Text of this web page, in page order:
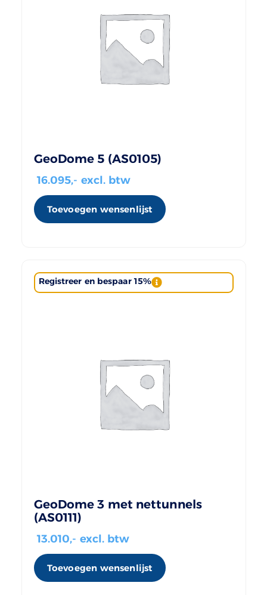
GeoDome 5 (AS0105)
16.095,- excl. btw
Toevoegen wensenlijst
Registreer en bespaar 15%
GeoDome 3 met nettunnels
(AS0111)
13.010,- excl. btw
Toevoegen wensenlijst